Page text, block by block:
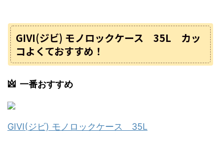
GIVI(ジビ) モノロックケース 35L カッ
コよくておすすめ！
一番おすすめ
GIVI(ジビ) モノロックケース 35L